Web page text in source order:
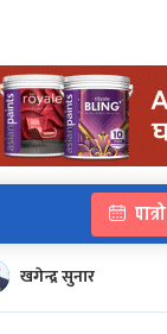
पात्रो
खगेन्द्र सुनार